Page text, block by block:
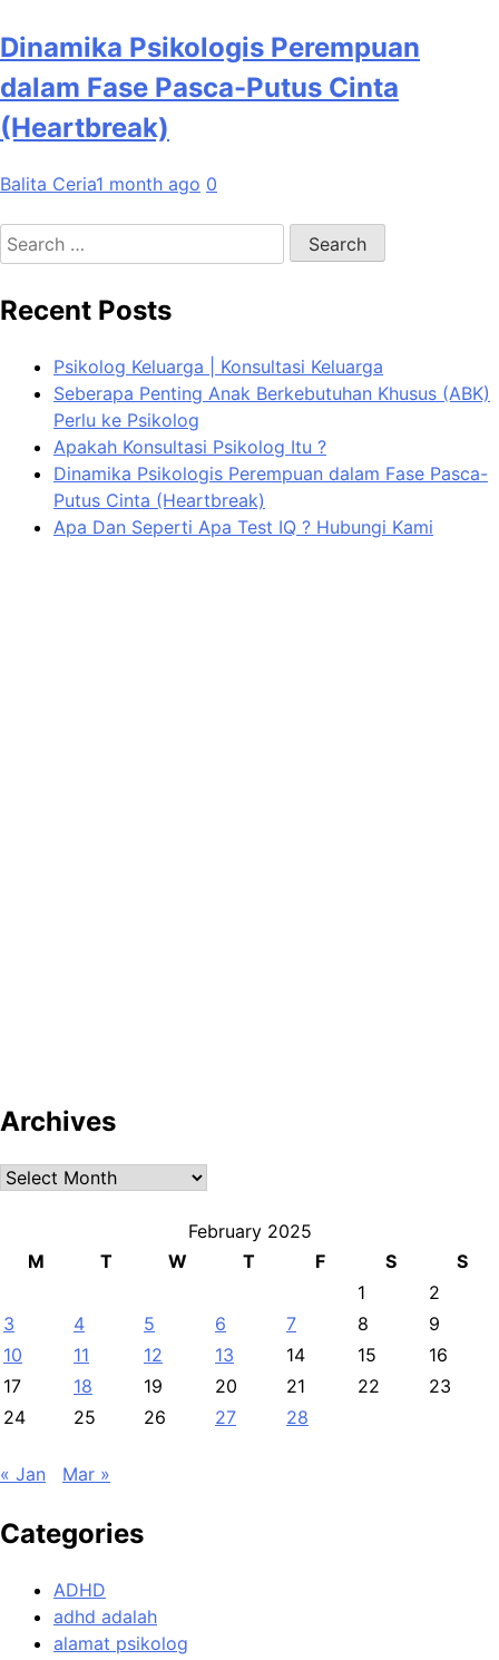
Dinamika Psikologis Perempuan
dalam Fase Pasca-Putus Cinta
(Heartbreak)
Balita Ceria1 month ago 0
Search
for:
Recent Posts
Psikolog Keluarga | Konsultasi Keluarga
Seberapa Penting Anak Berkebutuhan Khusus (ABK)
Perlu ke Psikolog
Apakah Konsultasi Psikolog Itu ?
Dinamika Psikologis Perempuan dalam Fase Pasca-
Putus Cinta (Heartbreak)
Apa Dan Seperti Apa Test IQ ? Hubungi Kami
Archives
Archives
February 2025
M
T W T F S
S
1
2
3
4 5 6 7 8
9
10
11 12 13 14 15
16
17
18 19 20 21 22
23
24
25 26 27 28
« Jan Mar »
Categories
ADHD
adhd adalah
alamat psikolog